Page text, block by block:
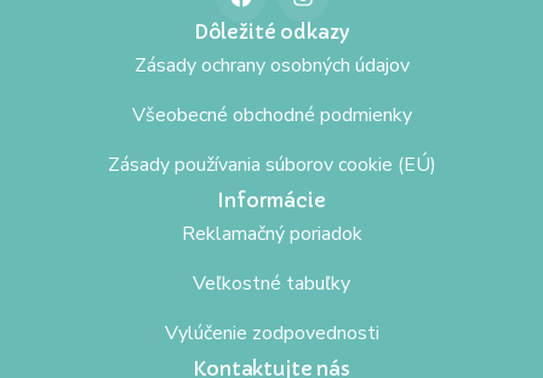
Dôležité odkazy
Zásady ochrany osobných údajov
Všeobecné obchodné podmienky
Zásady používania súborov cookie (EÚ)
Informácie
Reklamačný poriadok
Veľkostné tabuľky
Vylúčenie zodpovednosti
Kontaktujte nás